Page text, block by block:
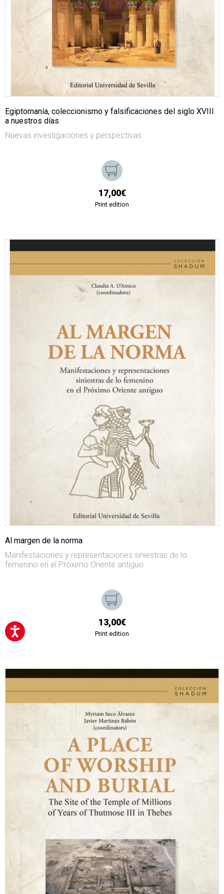
Egiptomanía, coleccionismo y falsificaciones del siglo XVIII
a nuestros días
Nuevas investigaciones y perspectivas
17,00€
Print edition
Al margen de la norma
Manifestaciones y representaciones siniestras de lo
femenino en el Próximo Oriente antiguo
13,00€
Print edition